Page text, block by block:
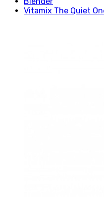
Vitamix The Quiet